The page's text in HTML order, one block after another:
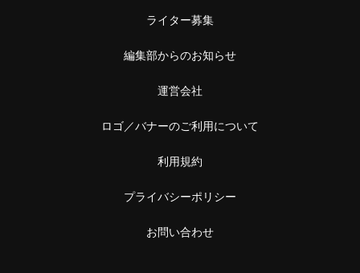
ライター募集
編集部からのお知らせ
運営会社
ロゴ／バナーのご利用について
利用規約
プライバシーポリシー
お問い合わせ